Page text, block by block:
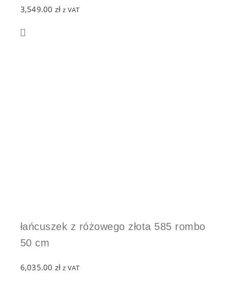
3,549.00 zł z VAT
łańcuszek z różowego złota 585 rombo
50 cm
6,035.00 zł z VAT